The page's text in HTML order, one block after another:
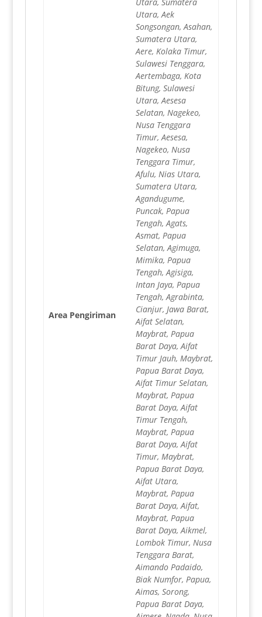
Area Pengiriman
Utara, Sumatera
Utara, Aek
Songsongan, Asahan,
Sumatera Utara,
Aere, Kolaka Timur,
Sulawesi Tenggara,
Aertembaga, Kota
Bitung, Sulawesi
Utara, Aesesa
Selatan, Nagekeo,
Nusa Tenggara
Timur, Aesesa,
Nagekeo, Nusa
Tenggara Timur,
Afulu, Nias Utara,
Sumatera Utara,
Agandugume,
Puncak, Papua
Tengah, Agats,
Asmat, Papua
Selatan, Agimuga,
Mimika, Papua
Tengah, Agisiga,
Intan Jaya, Papua
Tengah, Agrabinta,
Cianjur, Jawa Barat,
Aifat Selatan,
Maybrat, Papua
Barat Daya, Aifat
Timur Jauh, Maybrat,
Papua Barat Daya,
Aifat Timur Selatan,
Maybrat, Papua
Barat Daya, Aifat
Timur Tengah,
Maybrat, Papua
Barat Daya, Aifat
Timur, Maybrat,
Papua Barat Daya,
Aifat Utara,
Maybrat, Papua
Barat Daya, Aifat,
Maybrat, Papua
Barat Daya, Aikmel,
Lombok Timur, Nusa
Tenggara Barat,
Aimando Padaido,
Biak Numfor, Papua,
Aimas, Sorong,
Papua Barat Daya,